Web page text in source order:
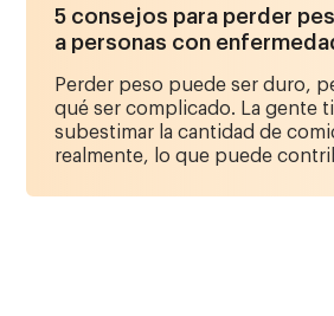
5 consejos para perder
a personas con
Perder peso puede ser duro,
qué ser complicado. La gente
subestimar la cantidad de
realmente, lo que puede